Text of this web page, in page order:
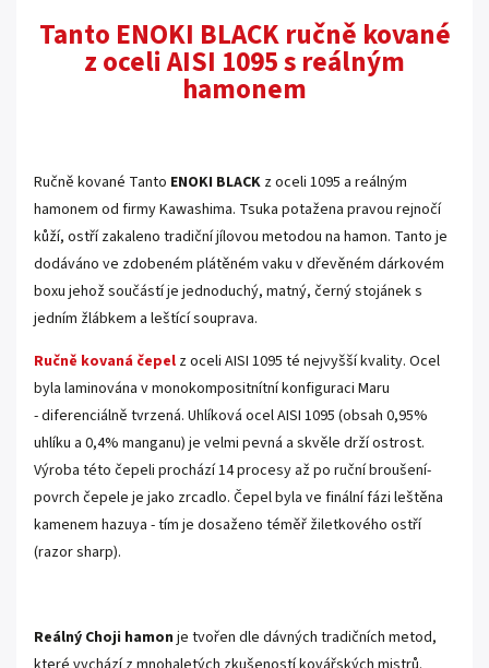
Tanto ENOKI BLACK ručně kované
z oceli AISI 1095 s reálným
hamonem
Ručně kované Tanto ENOKI BLACK z oceli 1095 a reálným
hamonem od firmy Kawashima. Tsuka potažena pravou rejnočí
kůží, ostří zakaleno tradiční jílovou metodou na hamon. Tanto je
dodáváno ve zdobeném plátěném vaku v dřevěném dárkovém
boxu jehož součástí je jednoduchý, matný, černý stojánek s
jedním žlábkem a leštící souprava.
Ručně kovaná čepel z oceli AISI 1095 té nejvyšší kvality. Ocel
byla laminována vmonokompositnítníkonfiguraci Maru
- diferenciálně tvrzená. Uhlíková ocel AISI 1095 (obsah 0,95%
uhlíku a 0,4% manganu) je velmi pevná a skvěle drží ostrost.
Výroba této čepeli prochází 14 procesy až po ruční broušení-
povrch čepele je jako zrcadlo. Čepel byla ve finální fázi leštěna
kamenem hazuya - tím je dosaženo téměř žiletkového ostří
(razor sharp).
Reálný Choji hamon je tvořen dle dávných tradičních metod,